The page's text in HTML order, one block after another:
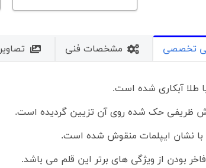
تخصصی مشخصات فنی تصاویر
طلا آبکاری شده است.
ظریفی حک شده روی آن تزیین گردیده است.
با نشان ایپلمات منقوش شده است.
بودن از ویژگی های برتر این قلم می باشد.